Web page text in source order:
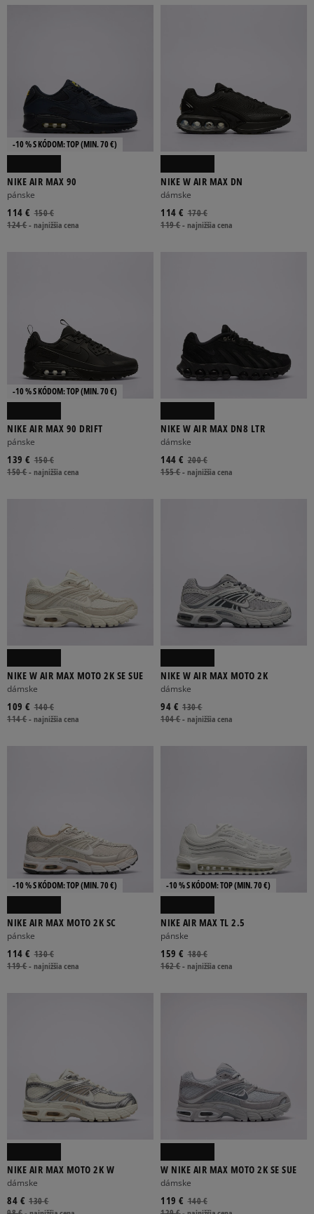
-10 % S KÓDOM: TOP (MIN. 70 €)
NIKE AIR MAX 90
pánske
150 €
114 €
124 €-najnižšia cena
NIKE W AIR MAX DN
dámske
170 €
114 €
119 €-najnižšia cena
-10 % S KÓDOM: TOP (MIN. 70 €)
NIKE AIR MAX 90 DRIFT
pánske
150 €
139 €
150 €-najnižšia cena
NIKE W AIR MAX DN8 LTR
dámske
200 €
144 €
155 €-najnižšia cena
NIKE W AIR MAX MOTO 2K SE SUE
dámske
140 €
109 €
114 €-najnižšia cena
NIKE W AIR MAX MOTO 2K
dámske
130 €
94 €
104 €-najnižšia cena
-10 % S KÓDOM: TOP (MIN. 70 €)
NIKE AIR MAX MOTO 2K SC
pánske
130 €
114 €
119 €-najnižšia cena
-10 % S KÓDOM: TOP (MIN. 70 €)
NIKE AIR MAX TL 2.5
pánske
180 €
159 €
162 €-najnižšia cena
NIKE AIR MAX MOTO 2K W
dámske
130 €
84 €
W NIKE AIR MAX MOTO 2K SE SUE
dámske
140 €
119 €